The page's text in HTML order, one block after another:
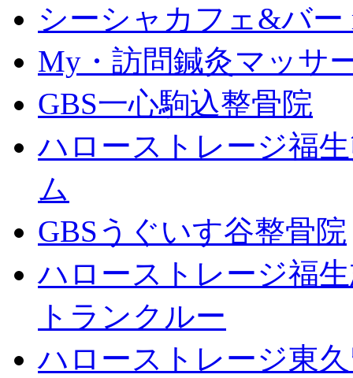
シーシャカフェ&バー
My・訪問鍼灸マッサ
GBS一心駒込整骨院
ハローストレージ福
ム
GBSうぐいす谷整骨院
ハローストレージ福
トランクルー
ハローストレージ東